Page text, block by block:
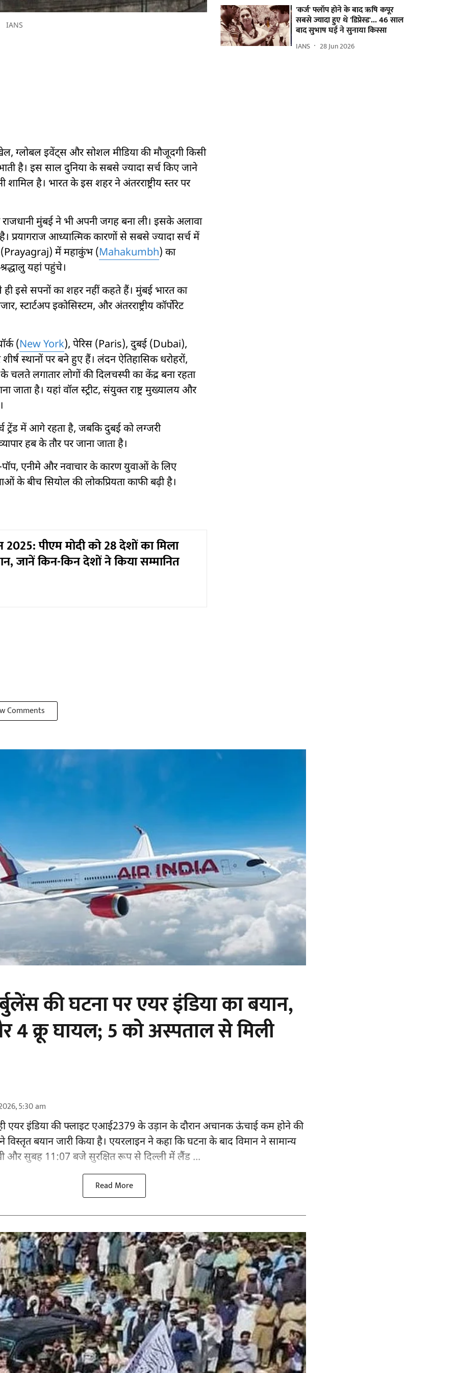
IANS
ग्लोबल इवेंट्स और सोशल मीडिया की मौजूदगी किसी
है। इस साल दुनिया के सबसे ज्यादा सर्च किए जाने
है। भारत के इस शहर ने अंतरराष्ट्रीय स्तर पर
राजधानी मुंबई ने भी अपनी जगह बना ली। इसके अलावा
प्रयागराज आध्यात्मिक कारणों से सबसे ज्यादा सर्च में
(Prayagraj) में महाकुंभ (Mahakumbh) का
यहां पहुंचे।
इसे सपनों का शहर नहीं कहते हैं। मुंबई भारत का
स्टार्टअप इकोसिस्टम, और अंतरराष्ट्रीय कॉर्पोरेट
(New York), पेरिस (Paris), दुबई (Dubai),
स्थानों पर बने हुए हैं। लंदन ऐतिहासिक धरोहरों,
चलते लगातार लोगों की दिलचस्पी का केंद्र बना रहता
जाता है। यहां वॉल स्ट्रीट, संयुक्त राष्ट्र मुख्यालय और
में आगे रहता है, जबकि दुबई को लग्जरी
हब के तौर पर जाना जाता है।
एनीमे और नवाचार के कारण युवाओं के लिए
बीच सियोल की लोकप्रियता काफी बढ़ी है।
पीएम मोदी को 28 देशों का मिला
जानें किन-किन देशों ने किया सम्मानित
Comments
'कर्ज' फ्लॉप होने के बाद ऋषि कपूर
सबसे ज्यादा हुए थे 'डिप्रेस्ड'... 46 साल
बाद सुभाष घई ने सुनाया किस्सा
IANS 28 Jun 2026
की घटना पर एयर इंडिया का बयान,
4 क्रू घायल; 5 को अस्पताल से मिली
5:30 am
एयर इंडिया की फ्लाइट एआई2379 के उड़ान के दौरान अचानक ऊंचाई कम होने की
विस्तृत बयान जारी किया है। एयरलाइन ने कहा कि घटना के बाद विमान ने सामान्य
और सुबह 11:07 बजे सुरक्षित रूप से दिल्ली में लैंड ...
Read More